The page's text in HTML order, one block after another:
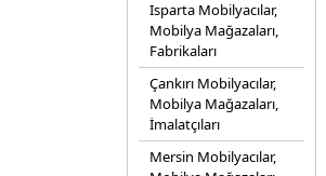
Isparta Mobilyacılar,
Mobilya Mağazaları,
Fabrikaları
Çankırı Mobilyacılar,
Mobilya Mağazaları,
İmalatçıları
Mersin Mobilyacılar,